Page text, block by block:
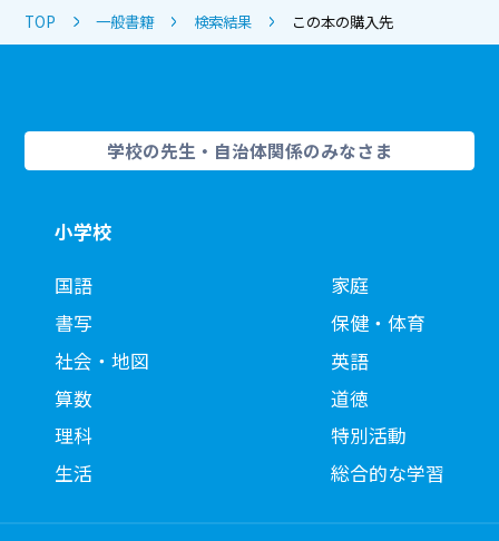
TOP 一般書籍 検索結果 この本の購入先
学校の先生・自治体関係のみなさま
小学校
国語
書写
社会・地図
算数
理科
生活
家庭
保健・体育
英語
道徳
特別活動
総合的な学習